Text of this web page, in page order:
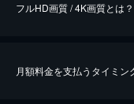
※40％ポイント還元の対象は、
iOSアプリのUコイン決済に
フルHD画質 / 4K画質とは？
月額料金を支払うタイミン